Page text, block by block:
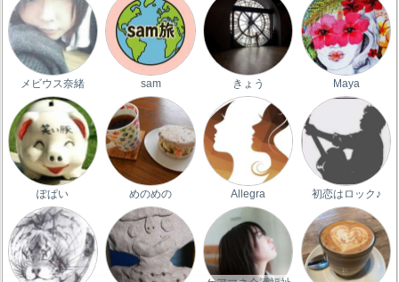
メビウス奈緒 sam きょう Maya
ぽぱい めのめの Allegra 初恋はロック♪